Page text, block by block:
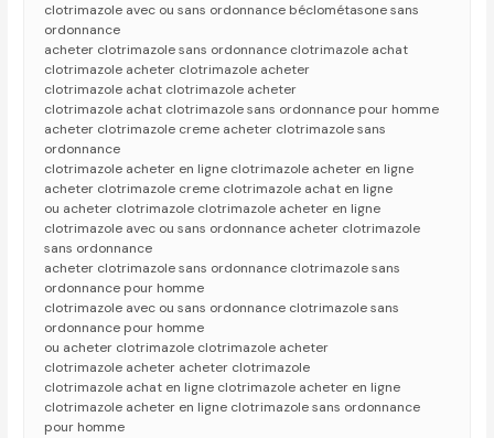
clotrimazole avec ou sans ordonnance béclométasone sans
ordonnance
acheter clotrimazole sans ordonnance clotrimazole achat
clotrimazole acheter clotrimazole acheter
clotrimazole achat clotrimazole acheter
clotrimazole achat clotrimazole sans ordonnance pour homme
acheter clotrimazole creme acheter clotrimazole sans
ordonnance
clotrimazole acheter en ligne clotrimazole acheter en ligne
acheter clotrimazole creme clotrimazole achat en ligne
ou acheter clotrimazole clotrimazole acheter en ligne
clotrimazole avec ou sans ordonnance acheter clotrimazole
sans ordonnance
acheter clotrimazole sans ordonnance clotrimazole sans
ordonnance pour homme
clotrimazole avec ou sans ordonnance clotrimazole sans
ordonnance pour homme
ou acheter clotrimazole clotrimazole acheter
clotrimazole acheter acheter clotrimazole
clotrimazole achat en ligne clotrimazole acheter en ligne
clotrimazole acheter en ligne clotrimazole sans ordonnance
pour homme